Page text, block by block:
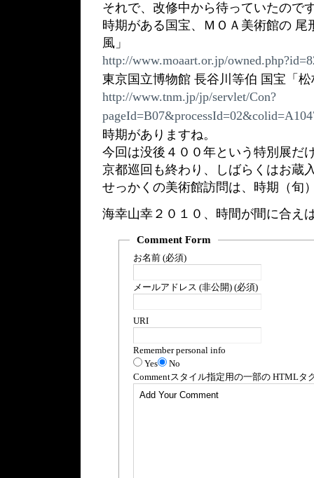
それで、改修中から待っていたので
時期がある国宝、ＭＯＡ美術館の 尾
風」
http://www.moaart.or.jp/
東京国立博物館 長谷川等伯 国宝「
http://www.tnm.jp/jp/servlet/Con?
時期がありますね。
今回は没後４００年という特別展だ
京都巡回も終わり、しばらくはお蔵
せっかくの美術館訪問は、時期（旬
海幸山幸２０１０、時間が間に合え
Comment Form
お名前 (必須)
メールアドレス (非公開) (必須)
URI
Remember personal info
Yes
No
Commentスタイル指定用の一部の HTMLタ